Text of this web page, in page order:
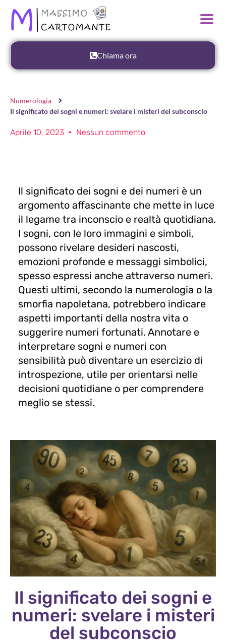
Chiama ora
Numerologia
Il significato dei sogni e numeri: svelare i misteri del subconscio
Aprile 10, 2023 Nessun commento
Il significato dei sogni e dei numeri è un
argomento affascinante che mette in luce
il legame tra inconscio e realtà quotidiana.
I sogni, con le loro immagini e simboli,
possono rivelare desideri nascosti,
emozioni profonde e messaggi simbolici,
spesso espressi anche attraverso numeri.
Questi ultimi, secondo la numerologia o la
smorfia napoletana, potrebbero indicare
aspetti importanti della nostra vita o
suggerire numeri fortunati. Annotare e
interpretare sogni e numeri con
sensibilità può diventare un esercizio di
introspezione, utile per orientarsi nelle
decisioni quotidiane o per comprendere
meglio se stessi.
Il significato dei sogni e
numeri: svelare i misteri
del subconscio